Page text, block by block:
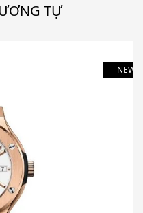
TỰ
NEW